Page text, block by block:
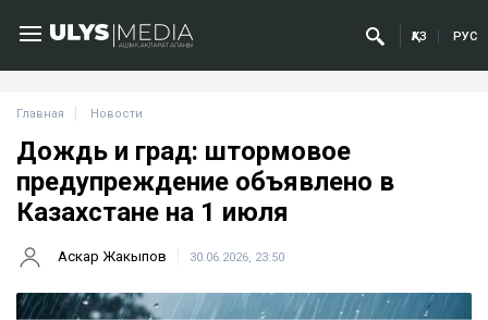
ҚАЗ РУС
Главная Новости
Дождь и град: штормовое
предупреждение объявлено в
Казахстане на 1 июля
Аскар Жакыпов 30.06.2026, 23:50